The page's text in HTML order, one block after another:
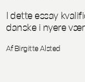
I dette essay
danske i nyere
Af Birgitte Alsted